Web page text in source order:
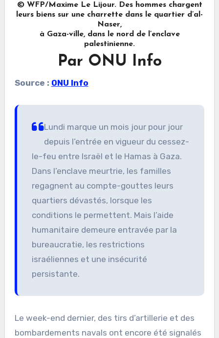
© WFP/Maxime Le Lijour. Des hommes chargent
leurs biens sur une charrette dans le quartier d’al-
Naser,
à Gaza-ville, dans le nord de l’enclave
palestinienne.
Par ONU Info
Source : ONU Info
Lundi marque un mois jour pour jour
depuis l’entrée en vigueur du cessez-
le-feu entre Israël et le Hamas à Gaza.
Dans l’enclave meurtrie, les familles
regagnent au compte-gouttes leurs
quartiers dévastés, lorsque les
conditions le permettent. Mais l’aide
humanitaire demeure entravée par la
bureaucratie, les restrictions
israéliennes et une insécurité
persistante.
Le week-end dernier, des tirs d’artillerie et des
bombardements navals ont encore été signalés